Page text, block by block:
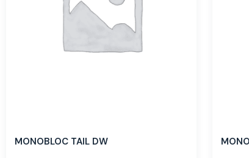
MONOBLOC TAIL DW